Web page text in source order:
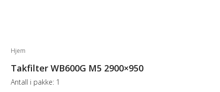
Hjem
Takfilter WB600G M5 2900×950
Antall i pakke: 1